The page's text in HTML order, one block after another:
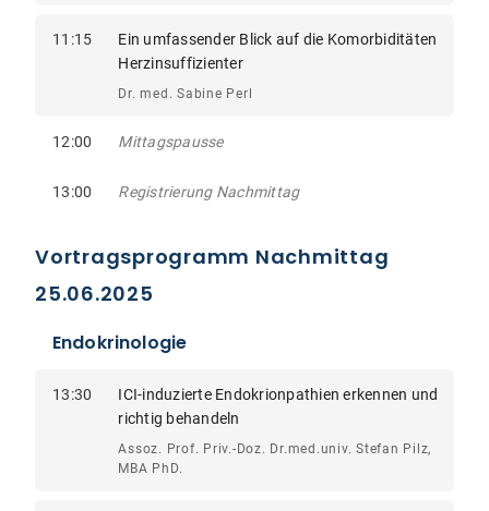
11:15
Ein umfassender Blick auf die Komorbiditäten
Herzinsuffizienter
Dr. med. Sabine Perl
12:00 Mittagspausse
13:00 Registrierung Nachmittag
Vortragsprogramm Nachmittag
25.06.2025
Endokrinologie
13:30
ICI-induzierte Endokrionpathien erkennen und
richtig behandeln
Assoz. Prof. Priv.-Doz. Dr.med.univ. Stefan Pilz,
MBA PhD.